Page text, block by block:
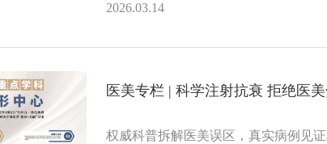
2026.03.14
医美专栏 | 科学注射抗衰 拒绝医
权威科普拆解医美误区，真实病例见